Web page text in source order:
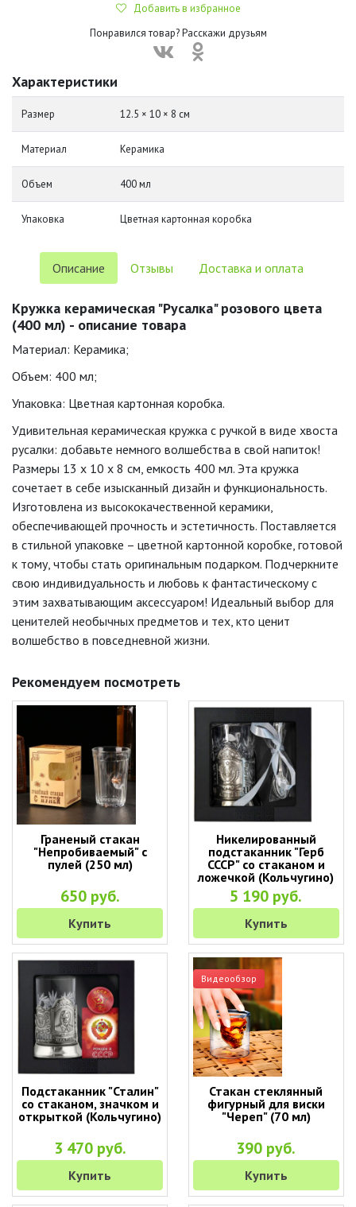
Добавить в избранное
Понравился товар? Расскажи друзьям
Характеристики
Размер 12.5 × 10 × 8 см
Материал Керамика
Объем 400 мл
Упаковка Цветная картонная коробка
Описание Отзывы Доставка и оплата
Кружка керамическая "Русалка" розового цвета
(400 мл) - описание товара
Материал: Керамика;
Объем: 400 мл;
Упаковка: Цветная картонная коробка.
Удивительная керамическая кружка с ручкой в виде хвоста
русалки: добавьте немного волшебства в свой напиток!
Размеры 13 x 10 x 8 см, емкость 400 мл. Эта кружка
сочетает в себе изысканный дизайн и функциональность.
Изготовлена из высококачественной керамики,
обеспечивающей прочность и эстетичность. Поставляется
в стильной упаковке – цветной картонной коробке, готовой
к тому, чтобы стать оригинальным подарком. Подчеркните
свою индивидуальность и любовь к фантастическому с
этим захватывающим аксессуаром! Идеальный выбор для
ценителей необычных предметов и тех, кто ценит
волшебство в повседневной жизни.
Рекомендуем посмотреть
Граненый стакан
"Непробиваемый" с
пулей (250 мл)
650 руб.
Купить
Никелированный
подстаканник "Герб
СССР" со стаканом и
ложечкой (Кольчугино)
5 190 руб.
Купить
Подстаканник "Сталин"
со стаканом, значком и
открыткой (Кольчугино)
3 470 руб.
Купить
Видеообзор
Стакан стеклянный
фигурный для виски
"Череп" (70 мл)
390 руб.
Купить